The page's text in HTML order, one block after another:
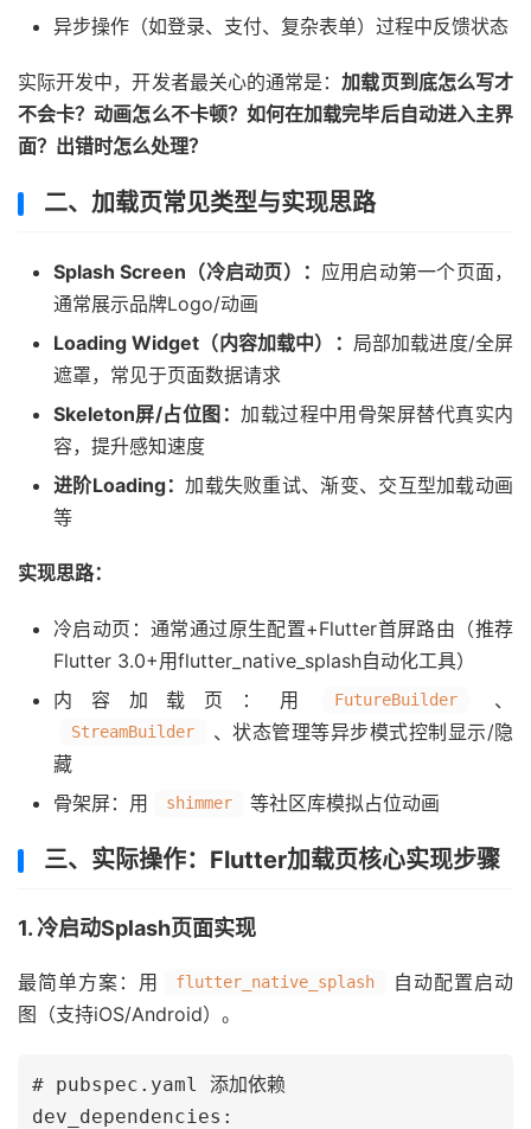
异步操作（如登录、支付、复杂表单）过程中反馈状态
实际开发中，开发者最关心的通常是：加载页到底怎么写才
不会卡？动画怎么不卡顿？如何在加载完毕后自动进入主界
面？出错时怎么处理？
二、加载页常见类型与实现思路
Splash Screen（冷启动页）： 应用启动第一个页面，
通常展示品牌Logo/动画
Loading Widget（内容加载中）： 局部加载进度/全屏
遮罩，常见于页面数据请求
Skeleton屏/占位图：加载过程中用骨架屏替代真实内
容，提升感知速度
进阶Loading：加载失败重试、渐变、交互型加载动画
等
实现思路：
冷启动页：通常通过原生配置+Flutter首屏路由（推荐
Flutter 3.0+用flutter_native_splash自动化工具）
内容加载页：用
FutureBuilder 、
StreamBuilder
、状态管理等异步模式控制显示/隐
藏
骨架屏：用
shimmer 等社区库模拟占位动画
三、实际操作：Flutter加载页核心实现步骤
1. 冷启动Splash页面实现
最简单方案：用 flutter_native_splash
自动配置启动
图（支持iOS/Android）。
# pubspec.yaml 添加依赖
dev_dependencies: